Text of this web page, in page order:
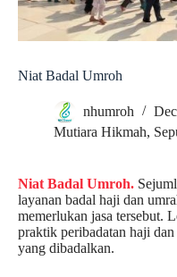
Niat Badal Umroh
nhumroh
Mutiara Hikmah,
Niat Badal Umroh.
layanan badal haji dan
memerlukan jasa tersebut.
praktik peribadatan haji
yang dibadalkan.